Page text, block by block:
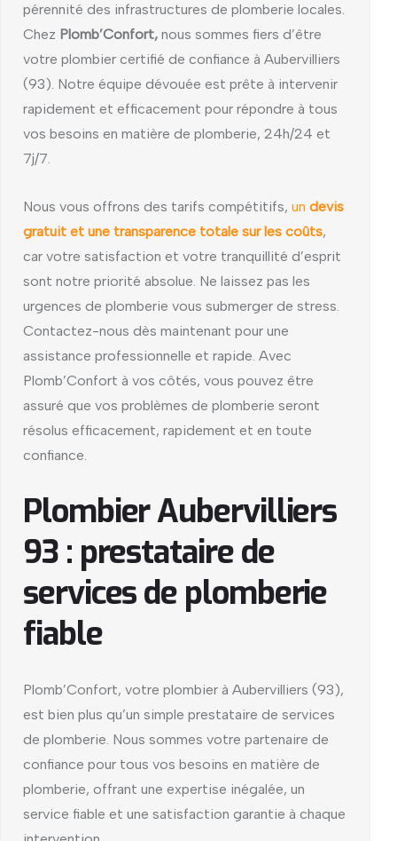
pérennité des infrastructures de plomberie locales.
Chez Plomb’Confort, nous sommes fiers d’être
votre plombier certifié de confiance à Aubervilliers
(93). Notre équipe dévouée est prête à intervenir
rapidement et efficacement pour répondre à tous
vos besoins en matière de plomberie, 24h/24 et
7j/7.
Nous vous offrons des tarifs compétitifs, un devis
gratuit et une transparence totale sur les coûts,
car votre satisfaction et votre tranquillité d’esprit
sont notre priorité absolue. Ne laissez pas les
urgences de plomberie vous submerger de stress.
Contactez-nous dès maintenant pour une
assistance professionnelle et rapide. Avec
Plomb’Confort à vos côtés, vous pouvez être
assuré que vos problèmes de plomberie seront
résolus efficacement, rapidement et en toute
confiance.
Plombier Aubervilliers
93 : prestataire de
services de plomberie
fiable
Plomb’Confort, votre plombier à Aubervilliers (93),
est bien plus qu’un simple prestataire de services
de plomberie. Nous sommes votre partenaire de
confiance pour tous vos besoins en matière de
plomberie, offrant une expertise inégalée, un
service fiable et une satisfaction garantie à chaque